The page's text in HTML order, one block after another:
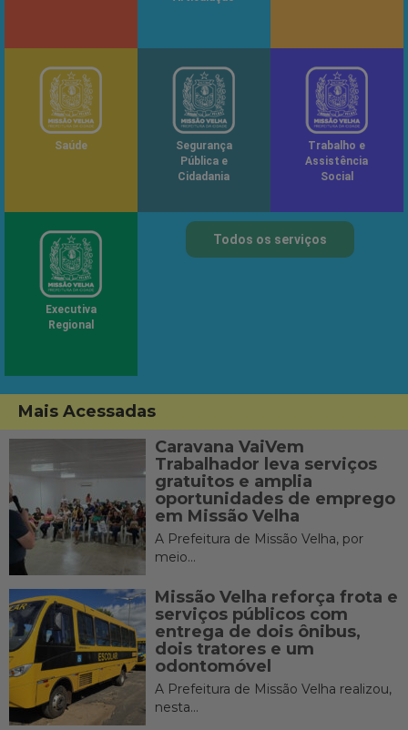
Saúde
Segurança
Pública e
Cidadania
Trabalho e
Assistência
Social
Executiva
Regional
Todos os serviços
Mais Acessadas
Caravana VaiVem
Trabalhador leva serviços
gratuitos e amplia
oportunidades de emprego
em Missão Velha
A Prefeitura de Missão Velha, por
meio...
Missão Velha reforça frota e
serviços públicos com
entrega de dois ônibus,
dois tratores e um
odontomóvel
A Prefeitura de Missão Velha realizou,
nesta...